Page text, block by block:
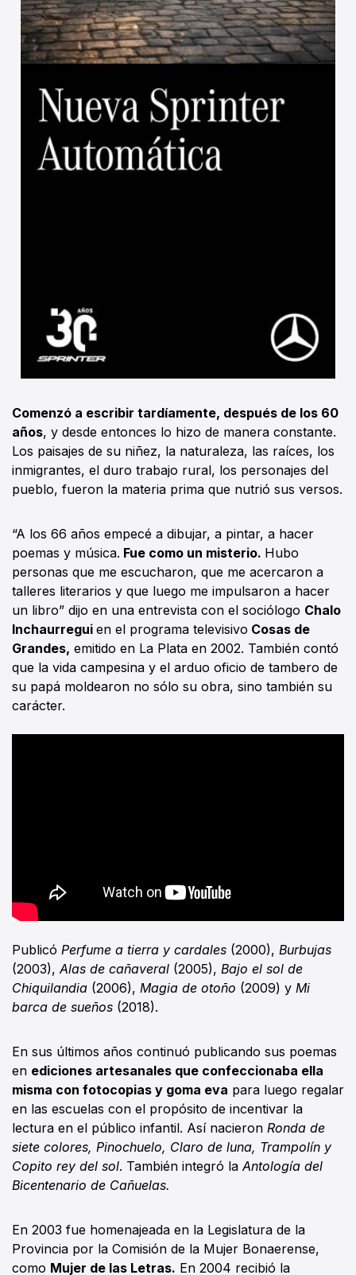
Comenzó a escribir tardíamente, después de los 60
años, y desde entonces lo hizo de manera constante.
Los paisajes de su niñez, la naturaleza, las raíces, los
inmigrantes, el duro trabajo rural, los personajes del
pueblo, fueron la materia prima que nutrió sus versos.
“A los 66 años empecé a dibujar, a pintar, a hacer
poemas y música. Fue como un misterio. Hubo
personas que me escucharon, que me acercaron a
talleres literarios y que luego me impulsaron a hacer
un libro” dijo en una entrevista con el sociólogo Chalo
Inchaurregui en el programa televisivo Cosas de
Grandes, emitido en La Plata en 2002. También contó
que la vida campesina y el arduo oficio de tambero de
su papá moldearon no sólo su obra, sino también su
carácter.
Publicó Perfume a tierra y cardales (2000), Burbujas
(2003),Alas de cañaveral (2005), Bajo el sol de
Chiquilandia (2006), Magia de otoño (2009) y Mi
barca de sueños (2018).
En sus últimos años continuó publicando sus poemas
en ediciones artesanales que confeccionaba ella
misma con fotocopias y goma eva para luego regalar
en las escuelas con el propósito de incentivar la
lectura en el público infantil. Así nacieron Ronda de
siete colores, Pinochuelo, Claro de luna, Trampolín y
Copito rey del sol. También integró la Antología del
Bicentenario de Cañuelas.
En 2003 fue homenajeada en la Legislatura de la
Provincia por la Comisión de la Mujer Bonaerense,
como Mujer de las Letras. En 2004 recibió la